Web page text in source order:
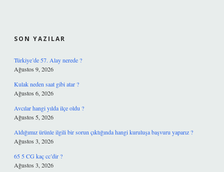
SON YAZILAR
Türkiye’de 57. Alay nerede ?
Ağustos 9, 2026
Kulak neden saat gibi atar ?
Ağustos 6, 2026
Avcılar hangi yılda ilçe oldu ?
Ağustos 5, 2026
Aldığımız ürünle ilgili bir sorun çıktığında hangi kuruluşa başvuru yaparız ?
Ağustos 3, 2026
65 5 CG kaç cc’dir ?
Ağustos 3, 2026